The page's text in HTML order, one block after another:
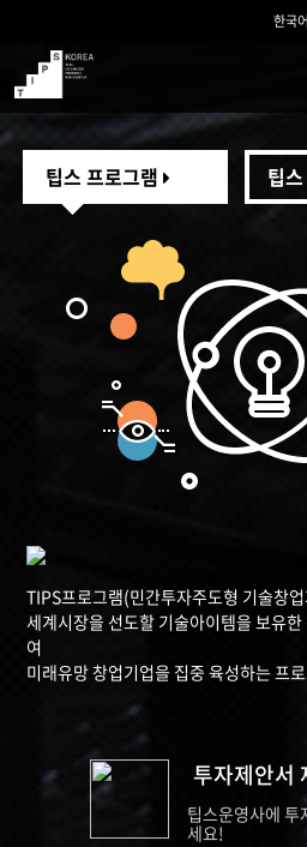
한국어
TIPS
팁스 프로그램 팁
TIPS프로그램(민간투자주도형 기술창
세계시장을 선도할 기술아이템을 보유
여
미래유망 창업기업을 집중 육성하는 프
투자제안서
팁스운영사에 투
세요!